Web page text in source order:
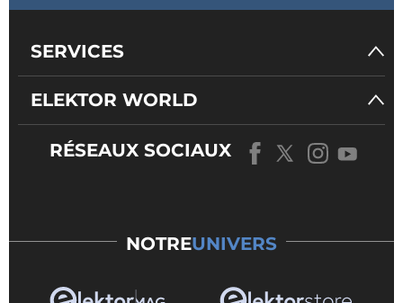
SERVICES
ELEKTOR WORLD
RÉSEAUX SOCIAUX
NOTREUNIVERS